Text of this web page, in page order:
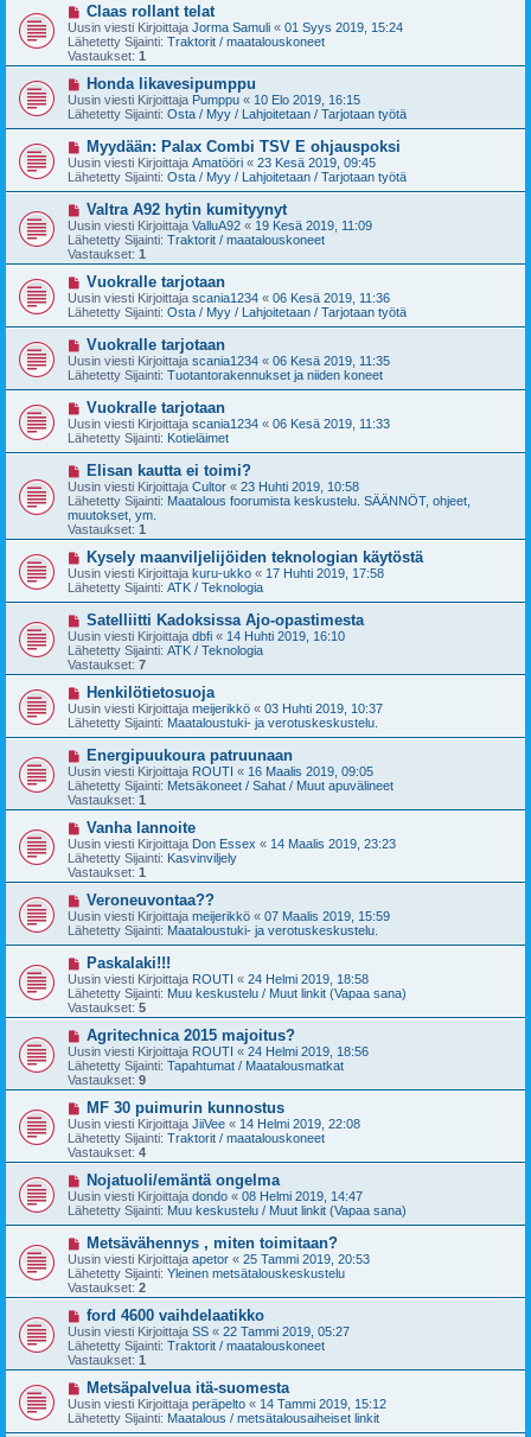
e
s
t
U
u
s
i
v
e
s
t
Claas rollant telat
Uusin viesti Kirjoittaja Jorma Samuli « 01 Syys 2019, 15:24
Lähetetty Sijainti: Traktorit / maatalouskoneet
Vastaukset: 1
U
u
s
i
v
e
s
t
Honda likavesipumppu
Uusin viesti Kirjoittaja Pumppu « 10 Elo 2019, 16:15
Lähetetty Sijainti: Osta / Myy / Lahjoitetaan / Tarjotaan työtä
U
u
s
i
v
e
s
t
Myydään: Palax Combi TSV E ohjauspoksi
Uusin viesti Kirjoittaja Amatööri « 23 Kesä 2019, 09:45
Lähetetty Sijainti: Osta / Myy / Lahjoitetaan / Tarjotaan työtä
U
u
s
i
v
s
t
Valtra A92 hytin kumityynyt
Uusin viesti Kirjoittaja ValluA92 « 19 Kesä 2019, 11:09
Lähetetty Sijainti: Traktorit / maatalouskoneet
Vastaukset: 1
U
u
s
i
v
e
s
t
Vuokralle tarjotaan
Uusin viesti Kirjoittaja scania1234 « 06 Kesä 2019, 11:36
Lähetetty Sijainti: Osta / Myy / Lahjoitetaan / Tarjotaan työtä
U
u
s
i
v
e
s
t
Vuokralle tarjotaan
Uusin viesti Kirjoittaja scania1234 « 06 Kesä 2019, 11:35
Lähetetty Sijainti: Tuotantorakennukset ja niiden koneet
U
u
s
i
v
e
s
t
i
Vuokralle tarjotaan
Uusin viesti Kirjoittaja scania1234 « 06 Kesä 2019, 11:33
Lähetetty Sijainti: Kotieläimet
U
u
s
i
v
i
e
s
t
i
Elisan kautta ei toimi?
Uusin viesti Kirjoittaja Cultor « 23 Huhti 2019, 10:58
Lähetetty Sijainti: Maatalous foorumista keskustelu. SÄÄNNÖT, ohjeet,
muutokset, ym.
Vastaukset: 1
U
u
s
i
v
e
s
t
Kysely maanviljelijöiden teknologian käytöstä
Uusin viesti Kirjoittaja kuru-ukko « 17 Huhti 2019, 17:58
Lähetetty Sijainti: ATK / Teknologia
U
u
s
i
v
e
s
t
Satelliitti Kadoksissa Ajo-opastimesta
Uusin viesti Kirjoittaja dbfi « 14 Huhti 2019, 16:10
Lähetetty Sijainti: ATK / Teknologia
Vastaukset: 7
U
u
s
i
v
e
s
t
Henkilötietosuoja
Uusin viesti Kirjoittaja meijerikkö « 03 Huhti 2019, 10:37
Lähetetty Sijainti: Maataloustuki- ja verotuskeskustelu.
U
u
s
i
v
s
t
i
Energipuukoura patruunaan
Uusin viesti Kirjoittaja ROUTI « 16 Maalis 2019, 09:05
Lähetetty Sijainti: Metsäkoneet / Sahat / Muut apuvälineet
Vastaukset: 1
U
u
s
i
v
s
t
Vanha lannoite
Uusin viesti Kirjoittaja Don Essex « 14 Maalis 2019, 23:23
Lähetetty Sijainti: Kasvinviljely
Vastaukset: 1
U
u
s
i
v
e
s
t
Veroneuvontaa??
Uusin viesti Kirjoittaja meijerikkö « 07 Maalis 2019, 15:59
Lähetetty Sijainti: Maataloustuki- ja verotuskeskustelu.
U
u
s
i
v
e
s
t
i
Paskalaki!!!
Uusin viesti Kirjoittaja ROUTI « 24 Helmi 2019, 18:58
Lähetetty Sijainti: Muu keskustelu / Muut linkit (Vapaa sana)
Vastaukset: 5
U
u
s
i
v
e
s
t
i
Agritechnica 2015 majoitus?
Uusin viesti Kirjoittaja ROUTI « 24 Helmi 2019, 18:56
Lähetetty Sijainti: Tapahtumat / Maatalousmatkat
Vastaukset: 9
U
u
s
i
v
e
s
t
MF 30 puimurin kunnostus
Uusin viesti Kirjoittaja JiiVee « 14 Helmi 2019, 22:08
Lähetetty Sijainti: Traktorit / maatalouskoneet
Vastaukset: 4
U
u
s
i
v
e
s
t
Nojatuoli/emäntä ongelma
Uusin viesti Kirjoittaja dondo « 08 Helmi 2019, 14:47
Lähetetty Sijainti: Muu keskustelu / Muut linkit (Vapaa sana)
U
u
s
i
v
e
s
t
i
Metsävähennys , miten toimitaan?
Uusin viesti Kirjoittaja apetor « 25 Tammi 2019, 20:53
Lähetetty Sijainti: Yleinen metsätalouskeskustelu
Vastaukset: 2
U
u
s
i
v
e
s
t
ford 4600 vaihdelaatikko
Uusin viesti Kirjoittaja SS « 22 Tammi 2019, 05:27
Lähetetty Sijainti: Traktorit / maatalouskoneet
Vastaukset: 1
U
u
s
i
Metsäpalvelua itä-suomesta
Uusin viesti Kirjoittaja peräpelto « 14 Tammi 2019, 15:12
Lähetetty Sijainti: Maatalous / metsätalousaiheiset linkit